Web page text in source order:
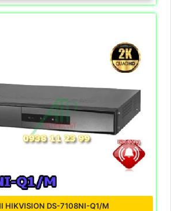
HIKVISION DS-7108NI-Q1/M